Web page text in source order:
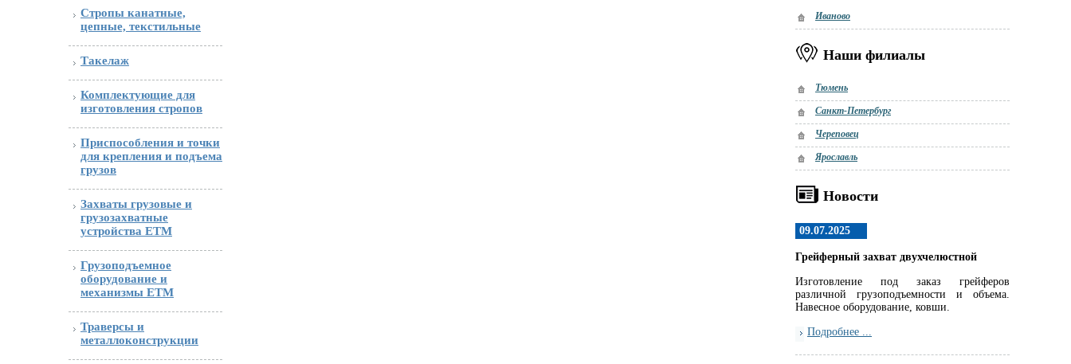
Стропы канатные,
цепные, текстильные
Такелаж
Комплектующие для
изготовления стропов
Приспособления и точки
для крепления и подъема
грузов
Захваты грузовые и
грузозахватные
устройства ETM
Грузоподъемное
оборудование и
механизмы ETM
Траверсы и
металлоконструкции
Иваново
Наши филиалы
Тюмень
Санкт-Петербург
Череповец
Ярославль
Новости
09.07.2025
Грейферный захват двухчелюстной
Изготовление под заказ грейферов
различной грузоподъемности и объема.
Навесное оборудование, ковши.
Подробнее ...